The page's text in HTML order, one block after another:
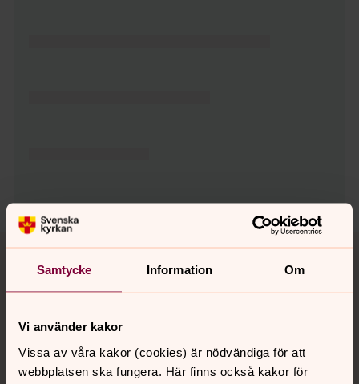
Samtycke Information Om
Vi använder kakor
Vissa av våra kakor (cookies) är nödvändiga för att
webbplatsen ska fungera. Här finns också kakor för
Tillbaka till toppen
Tillbaka till innehållet
Kontakt